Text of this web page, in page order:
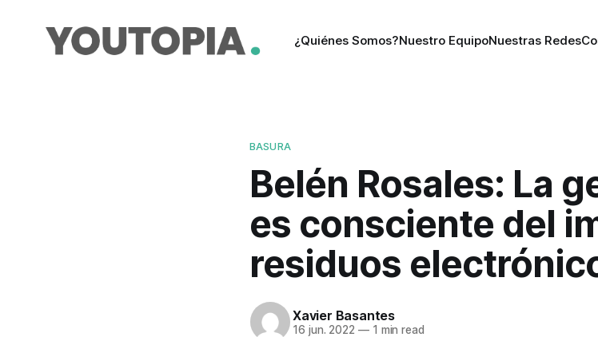
¿Quiénes Somos?Nuestro EquipoNuestras Redes
BASURA
Belén Rosales: La
es consciente del
residuos
Xavier Basantes
16 jun. 2022 —1 min read